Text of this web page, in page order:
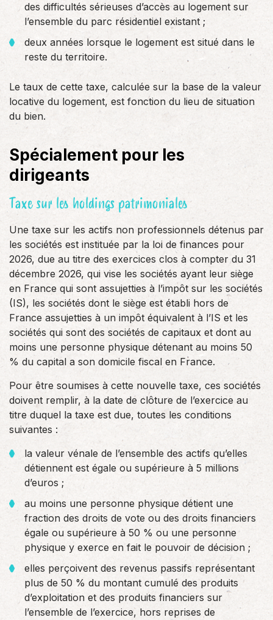
des difficultés sérieuses d’accès au logement sur
l’ensemble du parc résidentiel existant ;
deux années lorsque le logement est situé dans le
reste du territoire.
Le taux de cette taxe, calculée sur la base de la valeur
locative du logement, est fonction du lieu de situation
du bien.
Spécialement pour les
dirigeants
Taxe sur les holdings patrimoniales
Une taxe sur les actifs non professionnels détenus par
les sociétés est instituée par la loi de finances pour
2026, due au titre des exercices clos à compter du 31
décembre 2026, qui vise les sociétés ayant leur siège
en France qui sont assujetties à l’impôt sur les sociétés
(IS), les sociétés dont le siège est établi hors de
France assujetties à un impôt équivalent à l’IS et les
sociétés qui sont des sociétés de capitaux et dont au
moins une personne physique détenant au moins 50
% du capital a son domicile fiscal en France.
Pour être soumises à cette nouvelle taxe, ces sociétés
doivent remplir, à la date de clôture de l’exercice au
titre duquel la taxe est due, toutes les conditions
suivantes :
la valeur vénale de l’ensemble des actifs qu’elles
détiennent est égale ou supérieure à 5 millions
d’euros ;
au moins une personne physique détient une
fraction des droits de vote ou des droits financiers
égale ou supérieure à 50 % ou une personne
physique y exerce en fait le pouvoir de décision ;
elles perçoivent des revenus passifs représentant
plus de 50 % du montant cumulé des produits
d’exploitation et des produits financiers sur
l’ensemble de l’exercice, hors reprises de